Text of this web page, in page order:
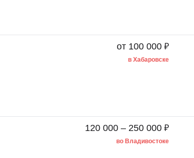
от 100 000 ₽
в Хабаровске
120 000 – 250 000 ₽
во Владивостоке